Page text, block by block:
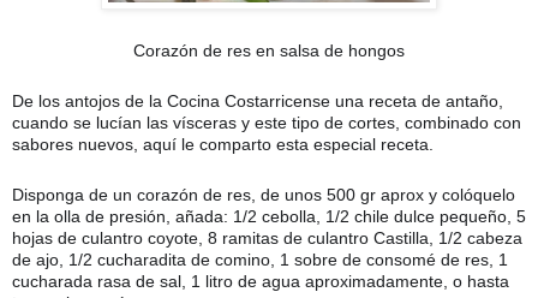
Corazón de res en salsa de hongos
De los antojos de la Cocina Costarricense una receta de antaño,
cuando se lucían las vísceras y este tipo de cortes, combinado con
sabores nuevos, aquí le comparto esta especial receta.
Disponga de un corazón de res, de unos 500 gr aprox y colóquelo
en la olla de presión, añada: 1/2 cebolla, 1/2 chile dulce pequeño, 5
hojas de culantro coyote, 8 ramitas de culantro Castilla, 1/2 cabeza
de ajo, 1/2 cucharadita de comino, 1 sobre de consomé de res, 1
cucharada rasa de sal, 1 litro de agua aproximadamente, o hasta